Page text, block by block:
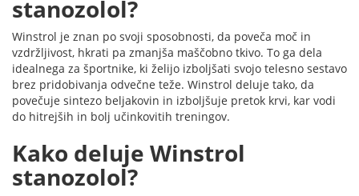
stanozolol?
Winstrol je znan po svoji sposobnosti, da poveča moč in
vzdržljivost, hkrati pa zmanjša maščobno tkivo. To ga dela
idealnega za športnike, ki želijo izboljšati svojo telesno sestavo
brez pridobivanja odvečne teže. Winstrol deluje tako, da
povečuje sintezo beljakovin in izboljšuje pretok krvi, kar vodi
do hitrejših in bolj učinkovitih treningov.
Kako deluje Winstrol
stanozolol?